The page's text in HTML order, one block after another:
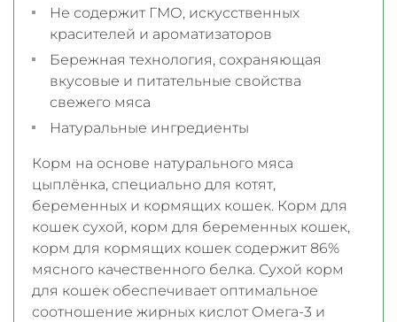
Не содержит ГМО, искусственных
красителей и ароматизаторов
Бережная технология, сохраняющая
вкусовые и питательные свойства
свежего мяса
Натуральные ингредиенты
Корм на основе натурального мяса
цыплёнка, специально для котят,
беременных и кормящих кошек. Корм для
кошек сухой, корм для беременных кошек,
корм для кормящих кошек содержит 86%
мясного качественного белка. Сухой корм
для кошек обеспечивает оптимальное
соотношение жирных кислот Омега-3 и